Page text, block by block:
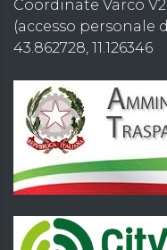
Coordinate Varco V2
(accesso personale
43.862728, 11.126346